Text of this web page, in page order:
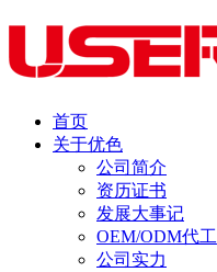
首页
关于优色
公司简介
资历证书
发展大事记
OEM/ODM代工
公司实力